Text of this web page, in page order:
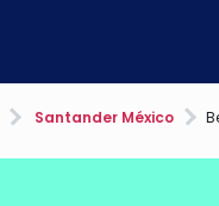
Santander México